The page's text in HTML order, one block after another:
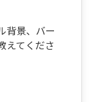
背景、バー
えてくださ